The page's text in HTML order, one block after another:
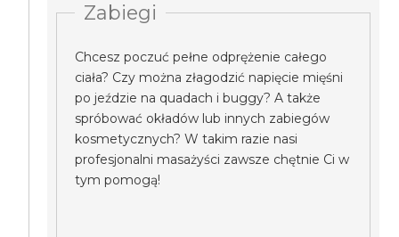
Zabiegi
Chcesz poczuć pełne odprężenie całego
ciała? Czy można złagodzić napięcie mięśni
po jeździe na quadach i buggy? A także
spróbować okładów lub innych zabiegów
kosmetycznych? W takim razie nasi
profesjonalni masażyści zawsze chętnie Ci w
tym pomogą!